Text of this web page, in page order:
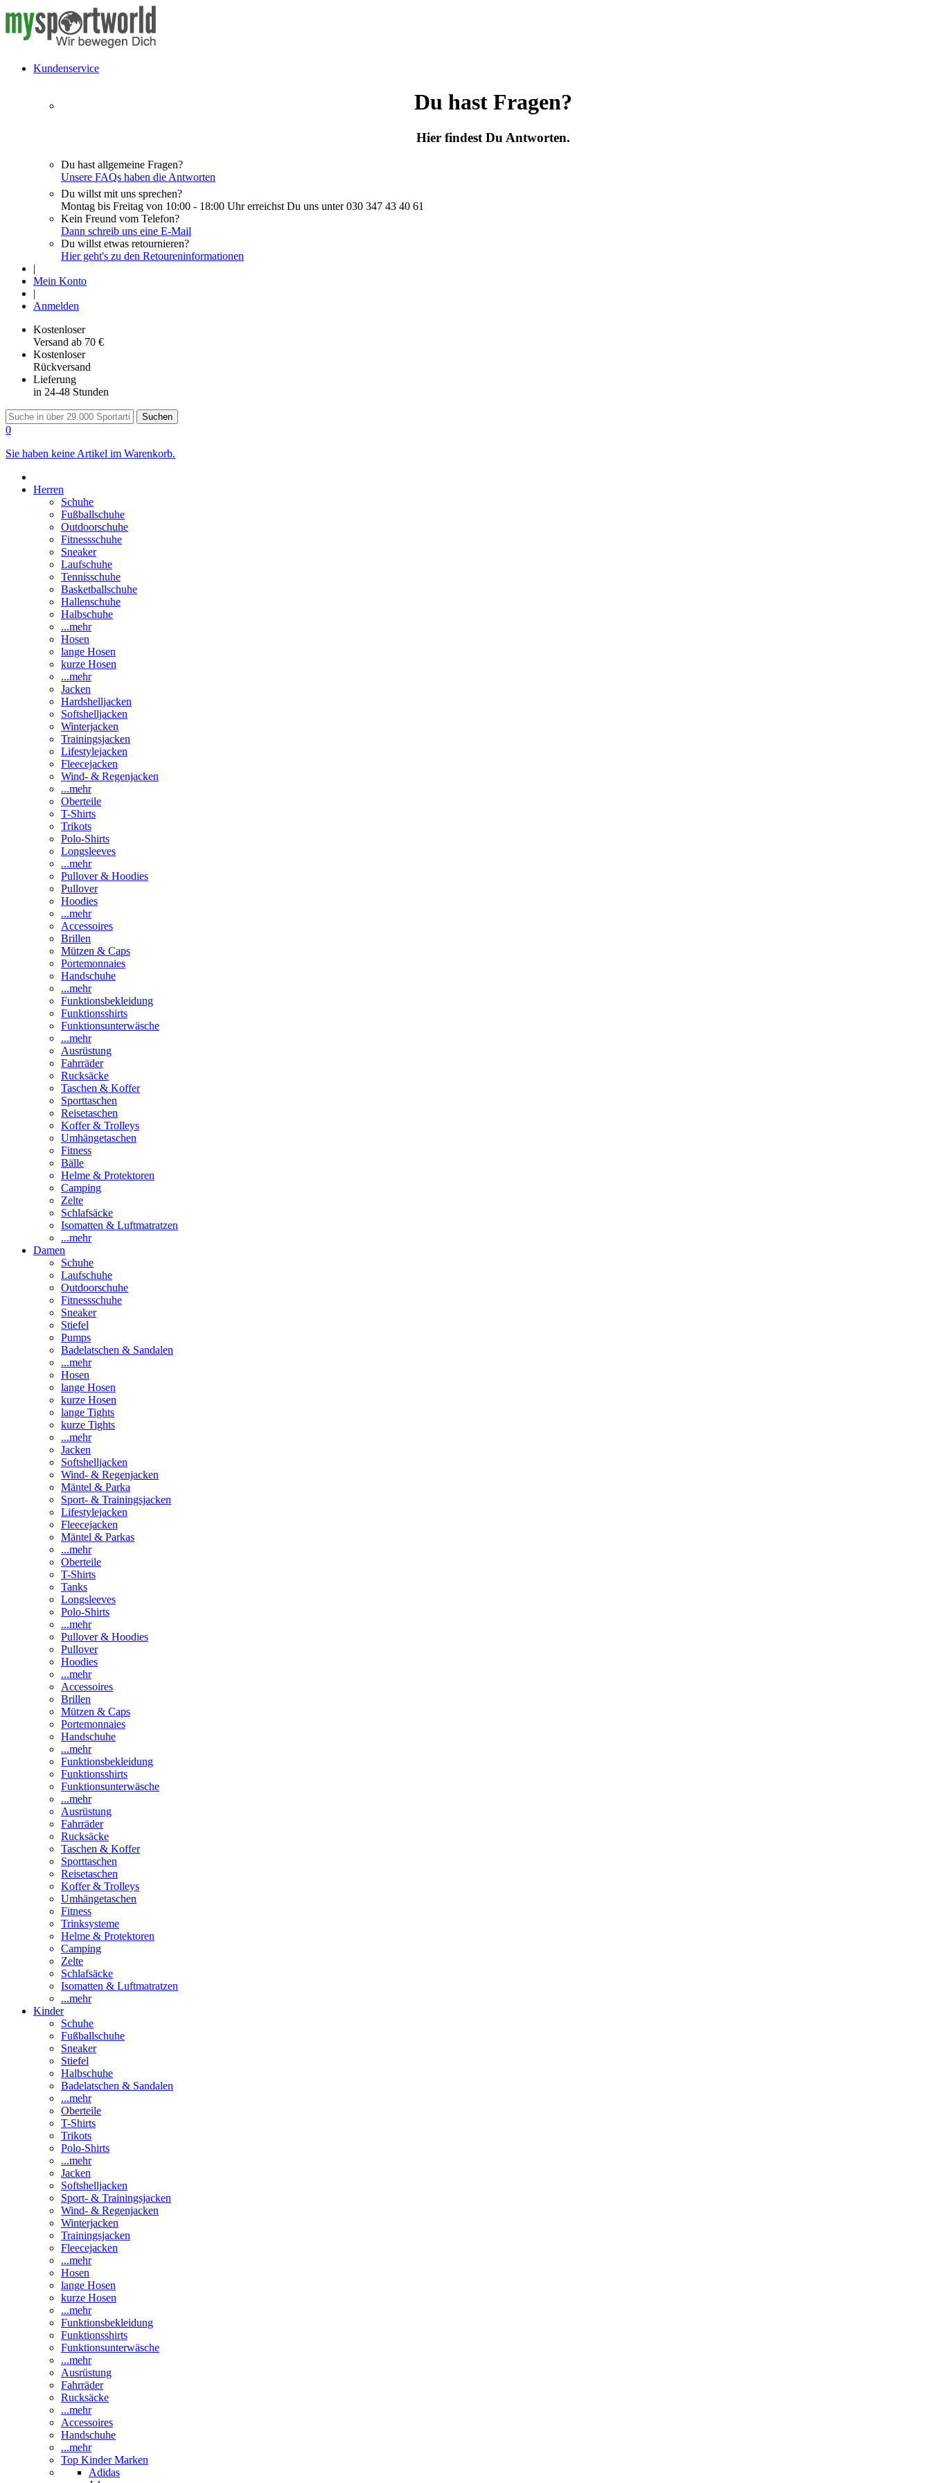
Kundenservice
Du hast Fragen?
Hier findest Du Antworten.
Du hast allgemeine Fragen?
Unsere FAQs haben die Antworten
Du willst mit uns sprechen?
Montag bis Freitag von 10:00 - 18:00 Uhr erreichst Du uns unter030 347 43 40 61
Kein Freund vom Telefon?
Dann schreib uns eine E-Mail
Du willst etwas retournieren?
Hier geht's zu den Retoureninformationen
|
Mein Konto
|
Anmelden
Kostenloser
Versand ab 70 €
Kostenloser
Rückversand
Lieferung
in 24-48 Stunden
Suchen
0
Sie haben keine Artikel im Warenkorb.
Herren
Schuhe
Fußballschuhe
Outdoorschuhe
Fitnessschuhe
Sneaker
Laufschuhe
Tennisschuhe
Basketballschuhe
Hallenschuhe
Halbschuhe
...mehr
Hosen
lange Hosen
kurze Hosen
...mehr
Jacken
Hardshelljacken
Softshelljacken
Winterjacken
Trainingsjacken
Lifestylejacken
Fleecejacken
Wind- & Regenjacken
...mehr
Oberteile
T-Shirts
Trikots
Polo-Shirts
Longsleeves
...mehr
Pullover & Hoodies
Pullover
Hoodies
...mehr
Accessoires
Brillen
Mützen & Caps
Portemonnaies
Handschuhe
...mehr
Funktionsbekleidung
Funktionsshirts
Funktionsunterwäsche
...mehr
Ausrüstung
Fahrräder
Rucksäcke
Taschen & Koffer
Sporttaschen
Reisetaschen
Koffer & Trolleys
Umhängetaschen
Fitness
Bälle
Helme & Protektoren
Camping
Zelte
Schlafsäcke
Isomatten & Luftmatratzen
...mehr
Damen
Schuhe
Laufschuhe
Outdoorschuhe
Fitnessschuhe
Sneaker
Stiefel
Pumps
Badelatschen & Sandalen
...mehr
Hosen
lange Hosen
kurze Hosen
lange Tights
kurze Tights
...mehr
Jacken
Softshelljacken
Wind- & Regenjacken
Mäntel & Parka
Sport- & Trainingsjacken
Lifestylejacken
Fleecejacken
Mäntel & Parkas
...mehr
Oberteile
T-Shirts
Tanks
Longsleeves
Polo-Shirts
...mehr
Pullover & Hoodies
Pullover
Hoodies
...mehr
Accessoires
Brillen
Mützen & Caps
Portemonnaies
Handschuhe
...mehr
Funktionsbekleidung
Funktionsshirts
Funktionsunterwäsche
...mehr
Ausrüstung
Fahrräder
Rucksäcke
Taschen & Koffer
Sporttaschen
Reisetaschen
Koffer & Trolleys
Umhängetaschen
Fitness
Trinksysteme
Helme & Protektoren
Camping
Zelte
Schlafsäcke
Isomatten & Luftmatratzen
...mehr
Kinder
Schuhe
Fußballschuhe
Sneaker
Stiefel
Halbschuhe
Badelatschen & Sandalen
...mehr
Oberteile
T-Shirts
Trikots
Polo-Shirts
...mehr
Jacken
Softshelljacken
Sport- & Trainingsjacken
Wind- & Regenjacken
Winterjacken
Trainingsjacken
Fleecejacken
...mehr
Hosen
lange Hosen
kurze Hosen
...mehr
Funktionsbekleidung
Funktionsshirts
Funktionsunterwäsche
...mehr
Ausrüstung
Fahrräder
Rucksäcke
...mehr
Accessoires
Handschuhe
...mehr
Top Kinder Marken
Adidas